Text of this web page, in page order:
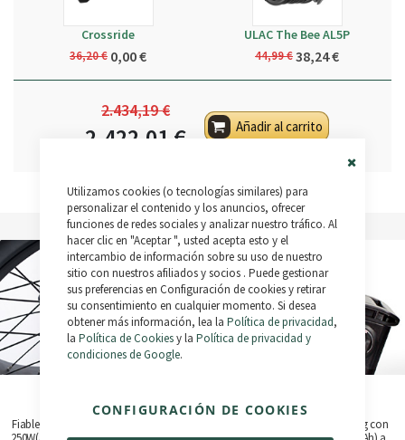
Utilizamos cookies (o tecnologías similares) para
personalizar el contenido y los anuncios, ofrecer
funciones de redes sociales y analizar nuestro tráfico. Al
hacer clic en "Aceptar ", usted acepta esto y el
intercambio de información sobre su uso de nuestro
sitio con nuestros afiliados y socios . Puede gestionar
sus preferencias en Configuración de cookies y retirar
su consentimiento en cualquier momento. Si desea
obtener más información, lea la Política de privacidad,
la Política de Cookiesy la Política de privacidad y
condiciones de Google.
CONFIGURACIÓN DE COOKIES
Crossride
36,20 € 0,00 €
ULAC The Bee AL5P
44,99 €38,24 €
2.434,19 €
2.422,01 € Añadir al carrito
Motor Bafang
Fiable, eficiente y potente. Versiones de
Batería Extraíble
Fabricadas con celdas Samsung con